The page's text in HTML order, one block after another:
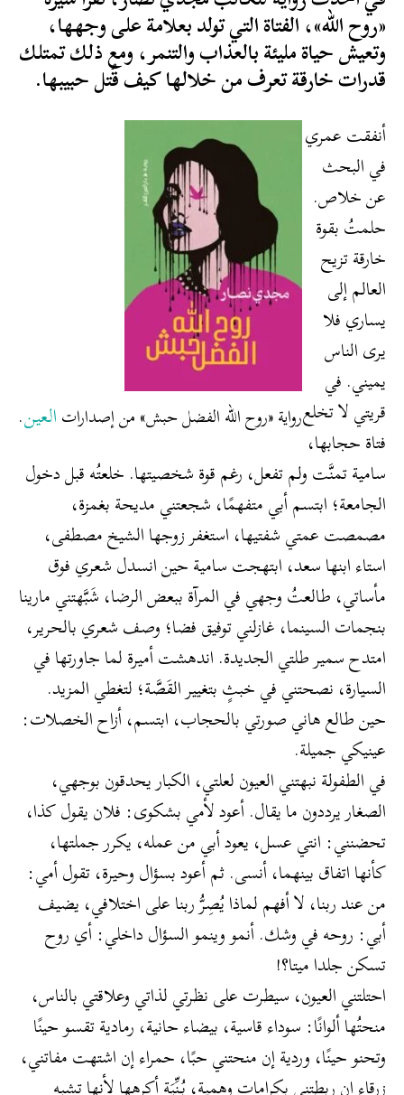
«روح الله»، الفتاة التي تولد بعلامة على وجهها،
وتعيش حياة مليئة بالعذاب والتنمر، ومع ذلك تمتلك
قدرات خارقة تعرف من خلالها كيف قُتل حبيبها.
رواية «روح الله الفضل حبش» من إصداراتالعين.
أنفقت عمري
في البحث
عن خلاص.
حلمتُ بقوة
خارقة تزيح
العالم إلى
يساري فلا
يرى الناس
يميني. في
قريتي لا تخلع
فتاة حجابها،
سامية تمنَّت ولم تفعل، رغم قوة شخصيتها. خلعتُه قبل دخول
الجامعة؛ ابتسم أبي متفهمًا، شجعتني مديحة بغمزة،
مصمصت عمتي شفتيها، استغفر زوجها الشيخ مصطفى،
استاء ابنها سعد، ابتهجت سامية حين انسدل شعري فوق
مأساتي، طالعتُ وجهي في المرآة ببعض الرضا، شَبَّهتني مارينا
بنجمات السينما، غازلني توفيق فضا؛ وصف شعري بالحرير،
امتدح سمير طلتي الجديدة. اندهشت أميرة لما جاورتها في
السيارة، نصحتني في خبثٍ بتغيير القَصَّة؛ لتغطي المزيد.
حين طالع هاني صورتي بالحجاب، ابتسم، أزاح الخصلات:
عينيكي جميلة.
في الطفولة نبهتني العيون لعلتي، الكبار يحدقون بوجهي،
الصغار يرددون ما يقال. أعود لأمي بشكوى: فلان يقول كذا،
تحضنني: انتي عسل، يعود أبي من عمله، يكرر جملتها،
كأنها اتفاق بينهما، أنسى. ثم أعود بسؤال وحيرة، تقول أمي:
من عند ربنا، لا أفهم لماذا يُصِرُّ ربنا على اختلافي، يضيف
أبي: روحه في وشك. أنمو وينمو السؤال داخلي: أي روح
تسكن جلدا ميتا؟!
احتلتني العيون، سيطرت على نظرتي لذاتي وعلاقتي بالناس،
منحتُها ألوانًا: سوداء قاسية، بيضاء حانية، رمادية تقسو حينًا
وتحنو حينًا، وردية إن منحتني حبًا، حمراء إن اشتهت مفاتني،
زرقاء إن ربطتني بكرامات وهمية، بُنِّيَة أكرهها لأنها تشبه